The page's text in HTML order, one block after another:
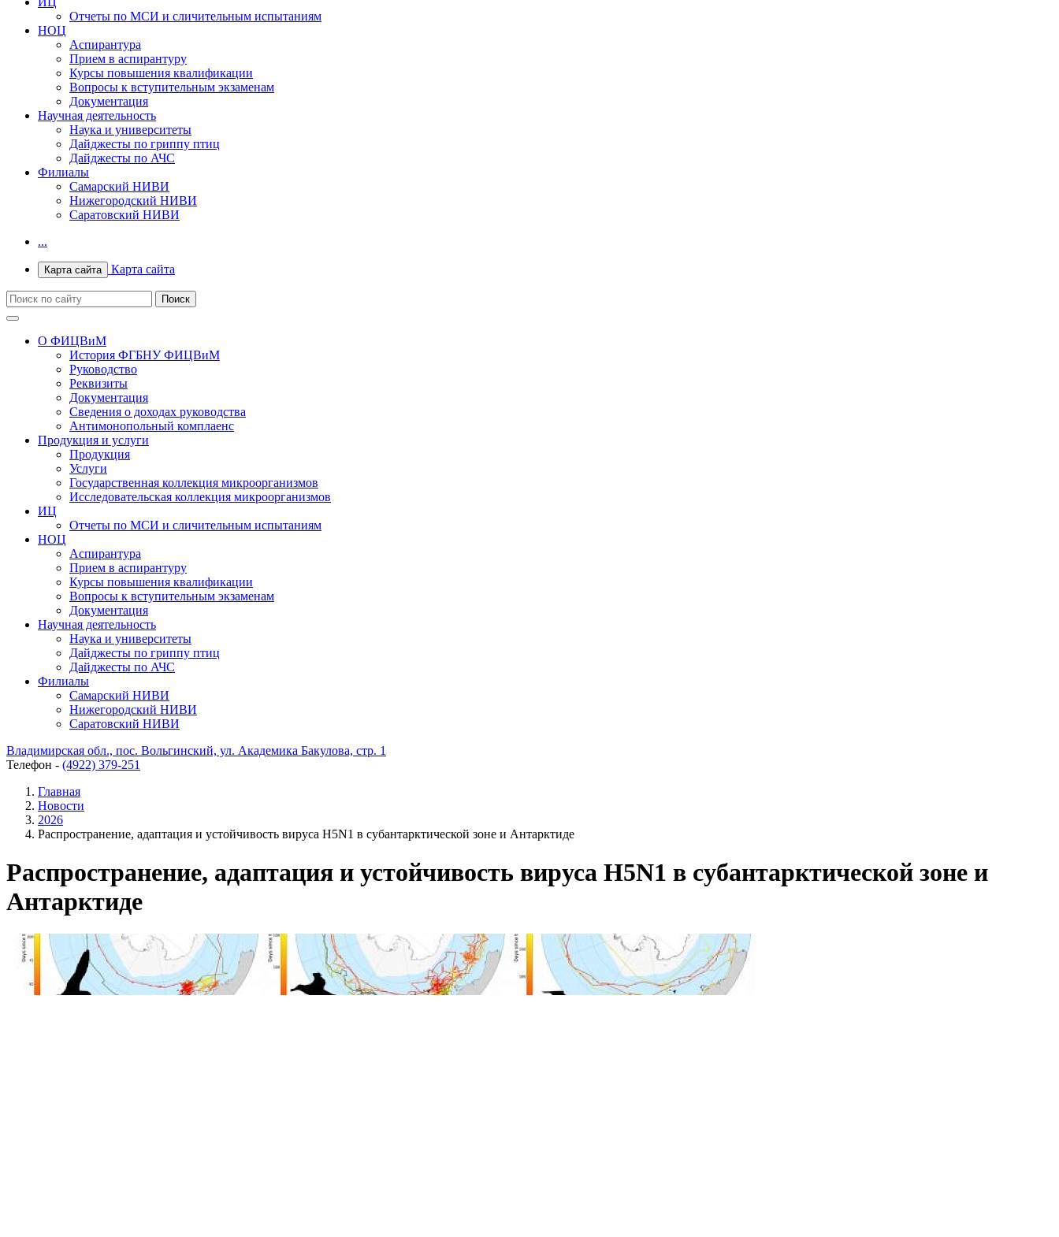
Отчеты по МСИ и сличительным испытаниям
НОЦ
Аспирантура
Прием в аспирантуру
Курсы повышения квалификации
Вопросы к вступительным экзаменам
Документация
Научная деятельность
Наука и университеты
Дайджесты по гриппу птиц
Дайджесты по АЧС
Филиалы
Самарский НИВИ
Нижегородский НИВИ
Саратовский НИВИ
...
Карта сайта Карта сайта
О ФИЦВиМ
История ФГБНУ ФИЦВиМ
Руководство
Реквизиты
Документация
Сведения о доходах руководства
Антимонопольный комплаенс
Продукция и услуги
Продукция
Услуги
Государственная коллекция микроорганизмов
Исследовательская коллекция микроорганизмов
ИЦ
Отчеты по МСИ и сличительным испытаниям
НОЦ
Аспирантура
Прием в аспирантуру
Курсы повышения квалификации
Вопросы к вступительным экзаменам
Документация
Научная деятельность
Наука и университеты
Дайджесты по гриппу птиц
Дайджесты по АЧС
Филиалы
Самарский НИВИ
Нижегородский НИВИ
Саратовский НИВИ
Владимирская обл., пос. Вольгинский, ул. Академика Бакулова, стр. 1
Телефон - (4922) 379-251
Главная
Новости
2026
Распространение, адаптация и устойчивость вируса H5N1 в субантарктической зоне и Антарктиде
Распространение, адаптация и устойчивость вируса H5N1 в субантарктической зоне и
Антарктиде